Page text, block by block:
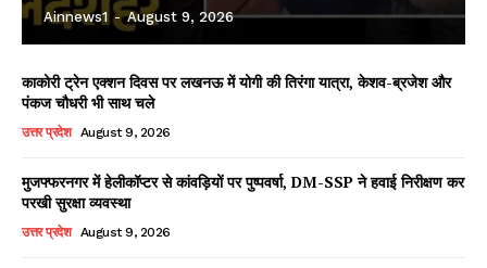
Ainnews1 - August 9, 2026
काकोरी ट्रेन एक्शन दिवस पर लखनऊ में योगी की तिरंगा यात्रा, केशव-ब्रजेश और
पंकज चौधरी भी साथ चले
उत्तर प्रदेश August 9, 2026
मुजफ्फरनगर में हेलीकॉप्टर से कांवड़ियों पर पुष्पवर्षा, DM-SSP ने हवाई निरीक्षण कर
परखी सुरक्षा व्यवस्था
उत्तर प्रदेश August 9, 2026